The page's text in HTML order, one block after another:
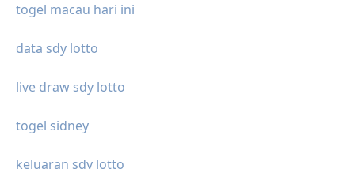
togel macau hari ini
data sdy lotto
live draw sdy lotto
togel sidney
keluaran sdy lotto